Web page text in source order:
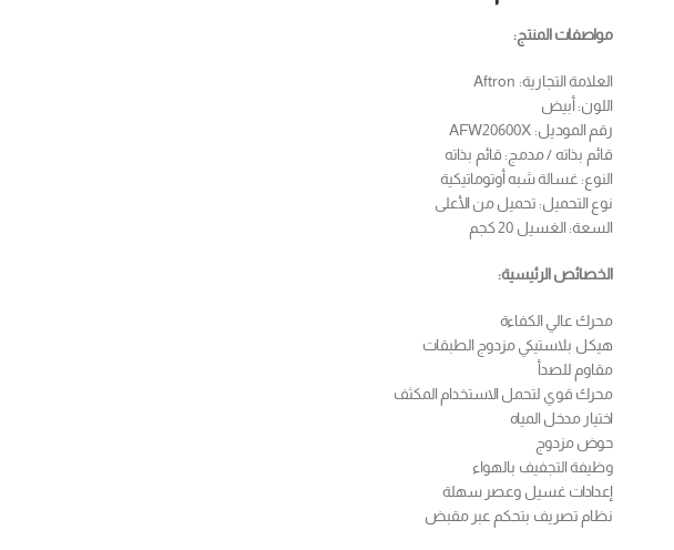
مواصفات المنتج:
العلامة التجارية: Aftron
اللون: أبيض
رقم الموديل: AFW20600X
قائم بذاته / مدمج: قائم بذاته
النوع: غسالة شبه أوتوماتيكية
نوع التحميل: تحميل من الأعلى
السعة: الغسيل 20 كجم
الخصائص الرئيسية:
محرك عالي الكفاءة
هيكل بلاستيكي مزدوج الطبقات
مقاوم للصدأ
محرك قوي لتحمل الاستخدام المكثف
اختيار مدخل المياه
حوض مزدوج
وظيفة التجفيف بالهواء
إعدادات غسيل وعصر سهلة
نظام تصريف بتحكم عبر مقبض